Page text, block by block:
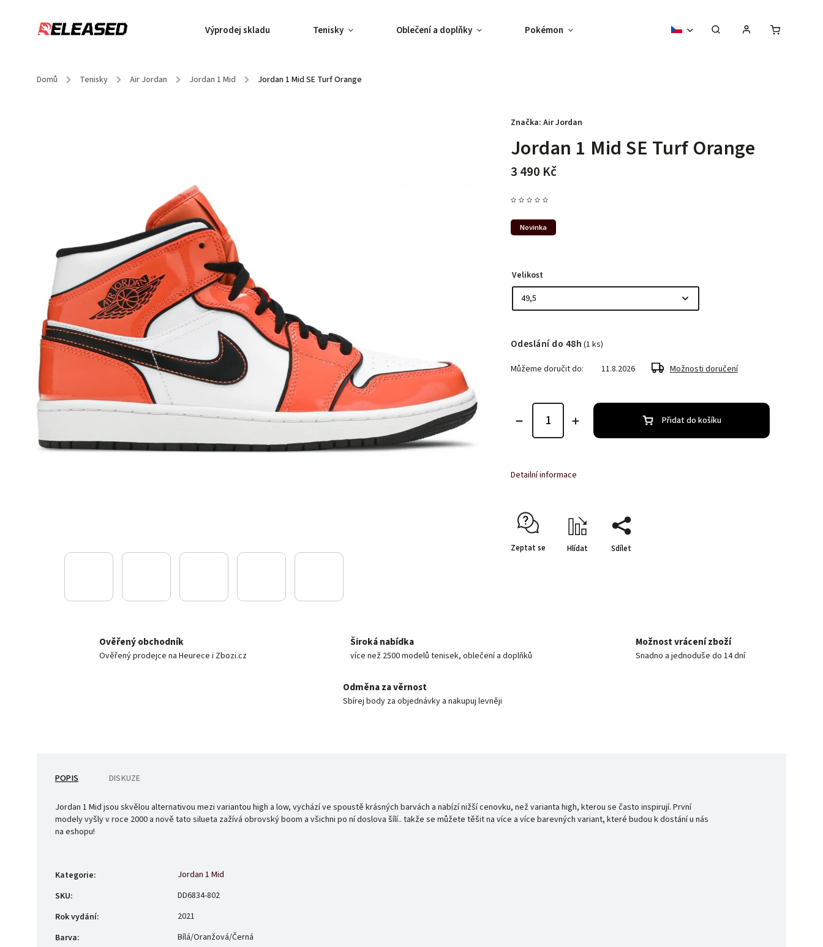
Výprodej skladu Tenisky Oblečení a doplňky Pokémon Sběratelské předměty Vouchery
Domů / Tenisky / Air Jordan / Jordan 1 Mid / Jordan 1 Mid SE Turf Orange
Jordan 1 Mid SE Turf Orange
3 490 Kč
Novinka
Značka: Air Jordan
Velikost
Odeslání do 48h (1 ks)
Můžeme doručit do:
11.8.2026 Možnosti doručení
Přidat do košíku
Detailní informace
Zeptat se Hlídat Sdílet
Ověřený obchodník
Ověřený prodejce na Heurece i Zbozi.cz
Široká nabídka
více než 2500 modelů tenisek, oblečení a doplňků
Možnost vrácení zboží
Snadno a jednoduše do 14 dní
Odměna za věrnost
Sbírej body za objednávky a nakupuj levněji
POPIS DISKUZE
Jordan 1 Mid jsou skvělou alternativou mezi variantou high a low, vychází ve spoustě krásných barvách a nabízí nižší cenovku, než varianta high, kterou se často inspirují. První
modely vyšly v roce 2000 a nově tato silueta zažívá obrovský boom a všichni po ní doslova šílí.. takže se můžete těšit na více a více barevných variant, které budou k dostání u nás
na eshopu!
Kategorie:
Jordan 1 Mid
SKU:
DD6834-802
Rok vydání:
2021
Barva:
Bílá/Oranžová/Černá